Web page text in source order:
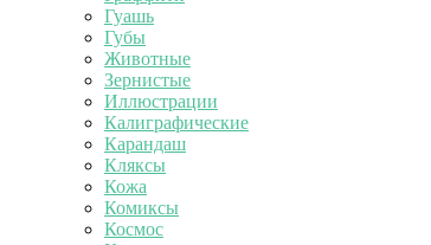
Гуашь
Губы
Животные
Зернистые
Иллюстрации
Калиграфические
Карандаш
Кляксы
Кожа
Комиксы
Космос